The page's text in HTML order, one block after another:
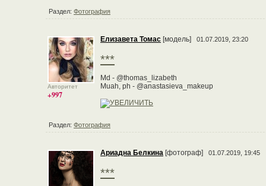
Раздел: Фотография
Авторитет
+997
Елизавета Томас [модель] 01.07.2019, 23:20
***
Md - @thomas_lizabeth
Muah, ph - @anastasieva_makeup
Раздел: Фотография
Ариадна Белкина [фотограф] 01.07.2019, 19:45
***